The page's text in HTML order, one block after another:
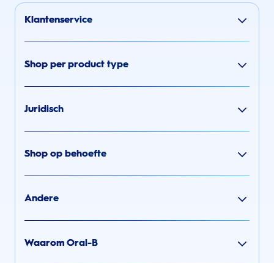
Klantenservice
Shop per product type
Juridisch
Shop op behoefte
Andere
Waarom Oral-B